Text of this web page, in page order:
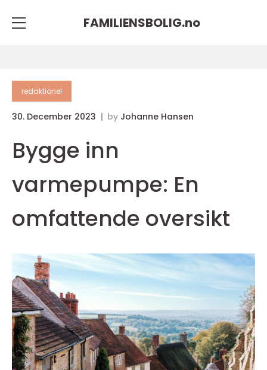
FAMILIENSBOLIG.no
redaktionel
30. December 2023 by Johanne Hansen
Bygge inn
varmepumpe: En
omfattende oversikt